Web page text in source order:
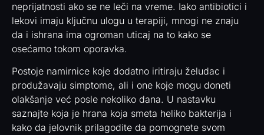
neprijatnosti ako se ne leči na vreme. Iako antibiotici i
lekovi imaju ključnu ulogu u terapiji, mnogi ne znaju
da i ishrana ima ogroman uticaj na to kako se
osećamo tokom oporavka.
Postoje namirnice koje dodatno iritiraju želudac i
produžavaju simptome, ali i one koje mogu doneti
olakšanje već posle nekoliko dana. U nastavku
saznajte koja je hrana koja smeta heliko bakterija i
kako da jelovnik prilagodite da pomognete svom